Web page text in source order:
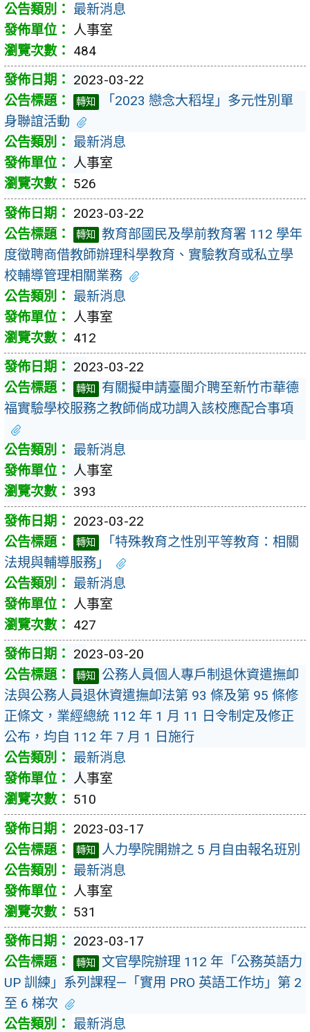
最新消息
人事室
484
2023-03-22
轉知
「2023 戀念大稻埕」多元性別單
身聯誼活動
最新消息
人事室
526
2023-03-22
轉知
教育部國民及學前教育署 112 學年
度徵聘商借教師辦理科學教育、實驗教育或私立學
校輔導管理相關業務
最新消息
人事室
412
2023-03-22
轉知
有關擬申請臺閩介聘至新竹市華德
福實驗學校服務之教師倘成功調入該校應配合事項
最新消息
人事室
393
2023-03-22
轉知
「特殊教育之性別平等教育：相關
法規與輔導服務」
最新消息
人事室
427
2023-03-20
轉知
公務人員個人專戶制退休資遣撫卹
法與公務人員退休資遣撫卹法第 93 條及第 95 條修
正條文，業經總統 112 年 1 月 11 日令制定及修正
公布，均自 112 年 7 月 1 日施行
最新消息
人事室
510
2023-03-17
轉知
人力學院開辦之 5 月自由報名班別
最新消息
人事室
531
2023-03-17
轉知
文官學院辦理 112 年「公務英語力
UP 訓練」系列課程—「實用 PRO 英語工作坊」第 2
至 6 梯次
最新消息